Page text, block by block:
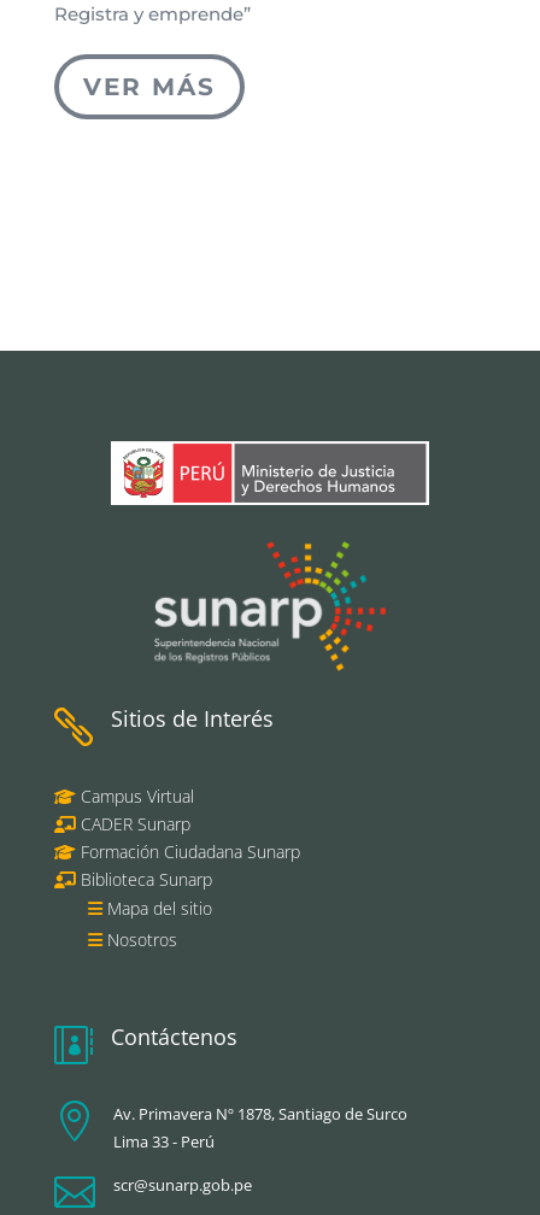
Registra y emprende”
VER MÁS
 Sitios de Interés
Campus Virtual
CADER Sunarp
Formación Ciudadana Sunarp
Biblioteca Sunarp
Mapa del sitio
Nosotros
 Contáctenos

Av. Primavera Nº 1878, Santiago de Surco
Lima 33 - Perú
 scr@sunarp.gob.pe